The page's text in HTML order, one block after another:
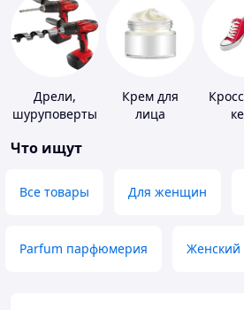
Дрели,
шуруповерты
Крем для
лица
Что ищут
Все товары Для женщин
Parfum парфюмерия